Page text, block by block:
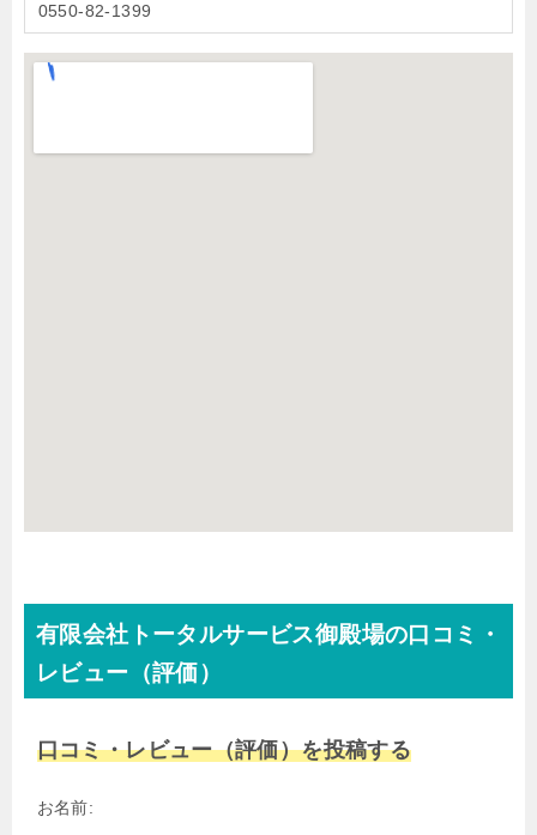
0550-82-1399
有限会社トータルサービス御殿場の口コミ・
レビュー（評価）
口コミ・レビュー（評価）を投稿する
お名前: